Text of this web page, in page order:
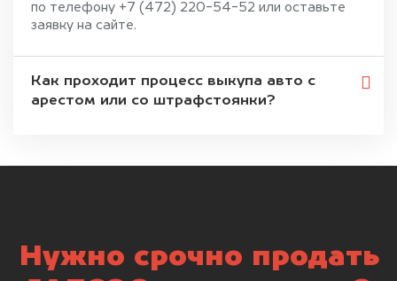
по телефону +7 (472) 220-54-52 или оставьте
заявку на сайте.
Как проходит процесс выкупа авто с
арестом или со штрафстоянки?
Нужно срочно продать